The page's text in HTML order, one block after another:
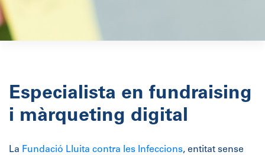
Especialista en fundraising
i màrqueting digital
La Fundació Lluita contra les Infeccions, entitat sense